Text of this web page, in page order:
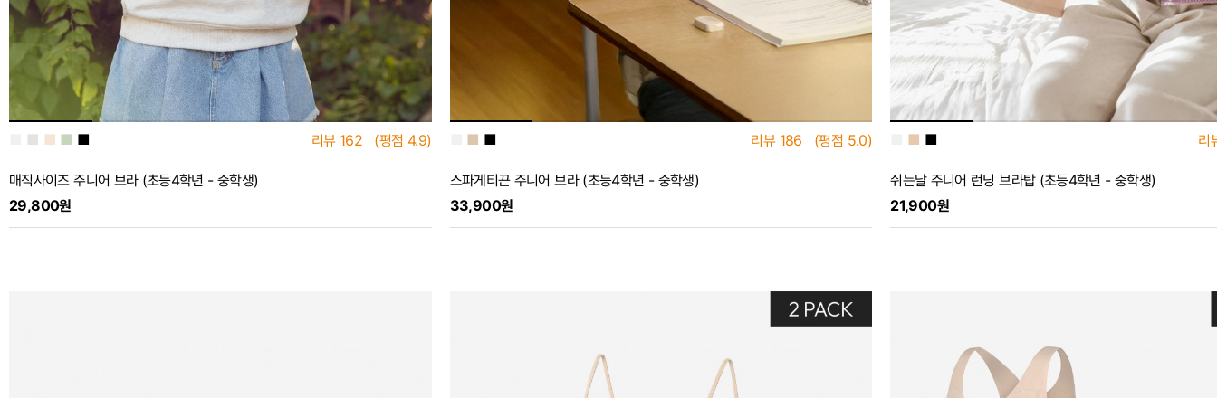
■ ■ ■ ■ 리뷰 162 (평점 4.9)
매직사이즈 주니어 브라 (초등4학년 - 중학생)
29,800원
■ ■ 리뷰 186 (평점 5.0)
스파게티끈 주니어 브라 (초등4학년 - 중학생)
33,900원
■ ■ 리
쉬는날 주니어 런닝 브라탑 (초등4학년 - 중학생)
21,900원